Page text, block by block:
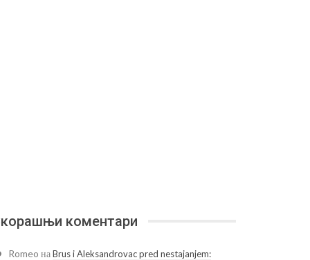
коментари
Romeo наBrus i Aleksandrovac pred nestajanjem: